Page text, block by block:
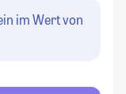
im Wert von